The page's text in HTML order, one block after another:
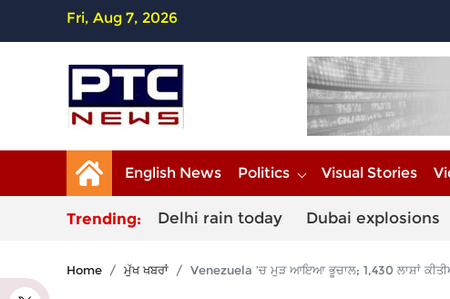
Fri, Aug 7, 2026
English News Politics Visual Stories
Trending: Delhi rain today Dubai explosions
Home ਮੁੱਖ ਖਬਰਾਂ Venezuela ’ਚ ਮੁੜ ਆਇਆ ਭੂਚਾਲ; 1,430 ਲਾਸ਼ਾਂ